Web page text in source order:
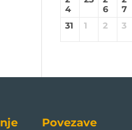
4
6
7
31
1 2 3
Povezave